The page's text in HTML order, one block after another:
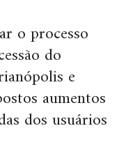
o processo
do
e
aumentos
dos usuários